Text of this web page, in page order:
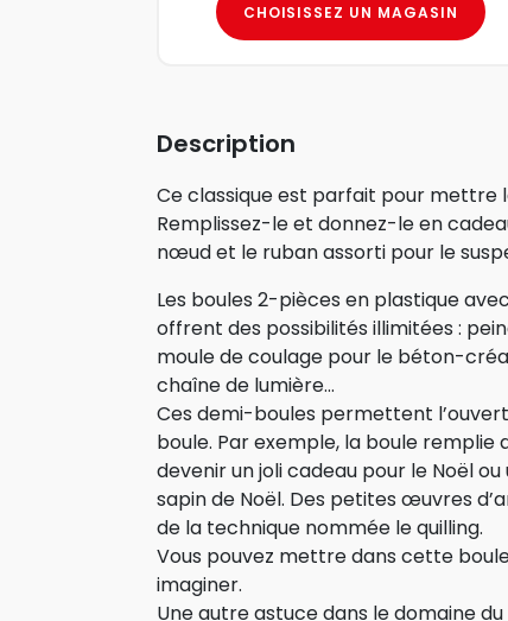
CHOISISSEZ UN MAGASIN
Description
Ce classique est parfait pour mettre
Remplissez-le et donnez-le en
nœud et le ruban assorti pour le
Les boules 2-pièces en plastique
offrent des possibilités illimitées :
moule de coulage pour le béton-
chaîne de lumière…
Ces demi-boules permettent
boule. Par exemple, la boule remplie
devenir un joli cadeau pour le Noël
sapin de Noël. Des petites œuvres
de la technique nommée le quilling.
Vous pouvez mettre dans cette
imaginer.
Une autre astuce dans le domaine